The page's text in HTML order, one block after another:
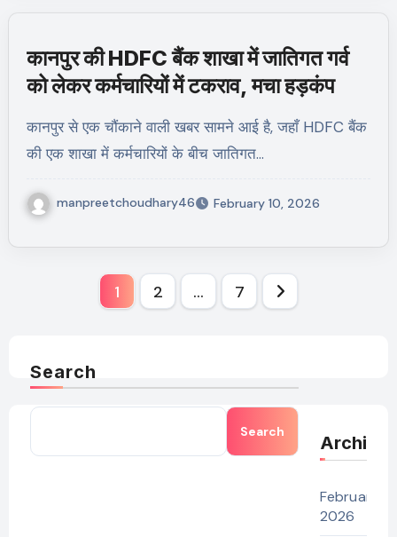
कानपुर की HDFC बैंक शाखा में जातिगत गर्व
को लेकर कर्मचारियों में टकराव, मचा हड़कंप
कानपुर से एक चौंकाने वाली खबर सामने आई है, जहाँ HDFC बैंक
की एक शाखा में कर्मचारियों के बीच जातिगत…
manpreetchoudhary46 February 10, 2026
1 2 … 7
Search
Search
Archives
February
2026